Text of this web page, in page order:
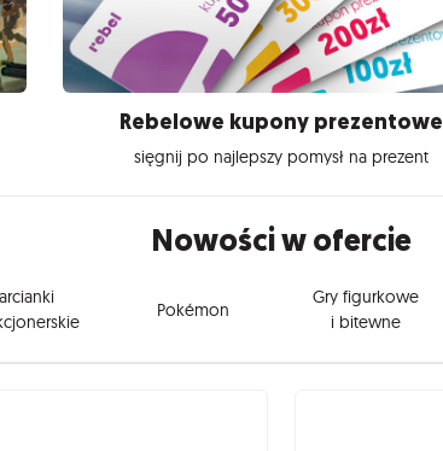
Rebelowe kupony prezentowe
sięgnij po najlepszy pomysł na prezent
Nowości w ofercie
Pokémon
Gry figurkowe
i bitewne